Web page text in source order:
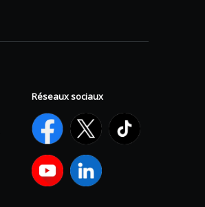
Réseaux sociaux